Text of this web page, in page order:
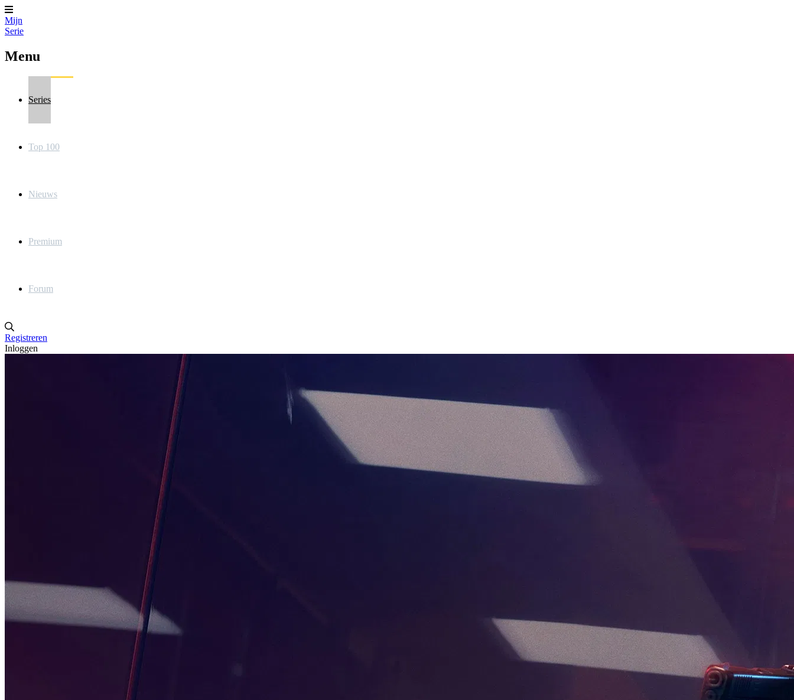
Mijn
Serie
Menu
Series
Top 100
Nieuws
Premium
Forum
Registreren
Inloggen